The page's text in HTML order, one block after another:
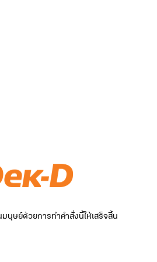
นุษย์ด้วยการทำคำสั่งนี้ให้เสร็จสิ้น